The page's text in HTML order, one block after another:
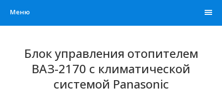
Меню
Блок управления отопителем
ВАЗ-2170 с климатической
системой Panasonic